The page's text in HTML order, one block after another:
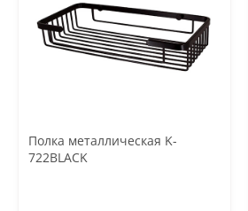
Полка металлическая K-
722BLACK